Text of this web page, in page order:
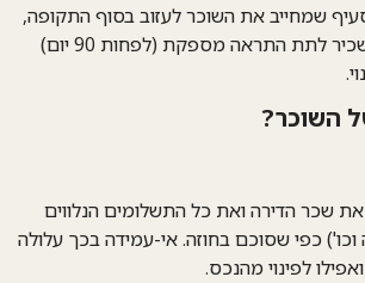
שמחייב את השוכר לעזוב בסוף התקופה,
לתת התראה מספקת
(לפחות 90 יום)
השוכר?
שכר הדירה ואת כל התשלומים הנלווים
כפי שסוכם בחוזה. אי-עמידה בכך עלולה
לפינוי מהנכס.